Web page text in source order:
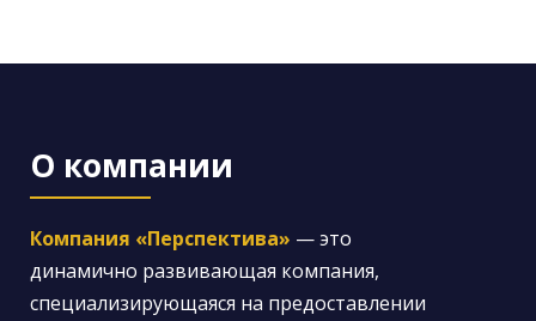
Компания «Перспектива» — это
динамично развивающая компания,
специализирующаяся на предоставлении
О компании